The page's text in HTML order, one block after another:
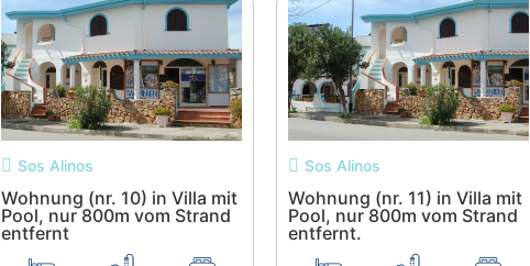
Sos Alinos
Wohnung (nr. 10) in Villa mit
Pool, nur 800m vom Strand
entfernt
Sos Alinos
Wohnung (nr. 11) in Villa mit
Pool, nur 800m vom Strand
entfernt.